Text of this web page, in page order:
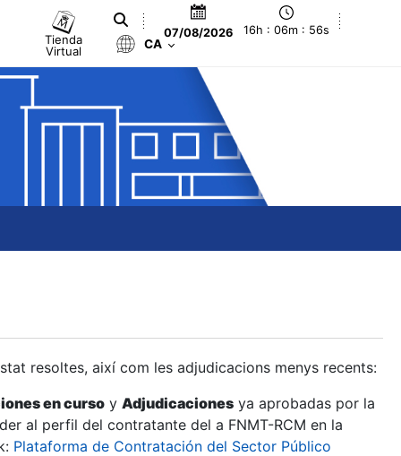
Tienda
Virtual
07/08/2026 16h : 06m : 57s
CA
resoltes, així com les adjudicacions menys recents:
en curso y Adjudicaciones ya aprobadas por la
al perfil del contratante del a FNMT-RCM en la
Plataforma de Contratación del Sector Público